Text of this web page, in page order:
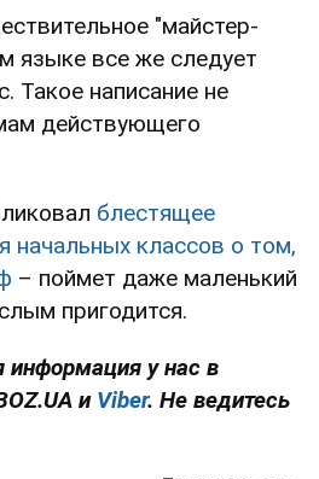
"майстер-
языке все же следует
Такое написание не
действующего
блестящее
начальных классов о том,
– поймет даже маленький
пригодится.
информация у нас в
и Viber. Не ведитесь